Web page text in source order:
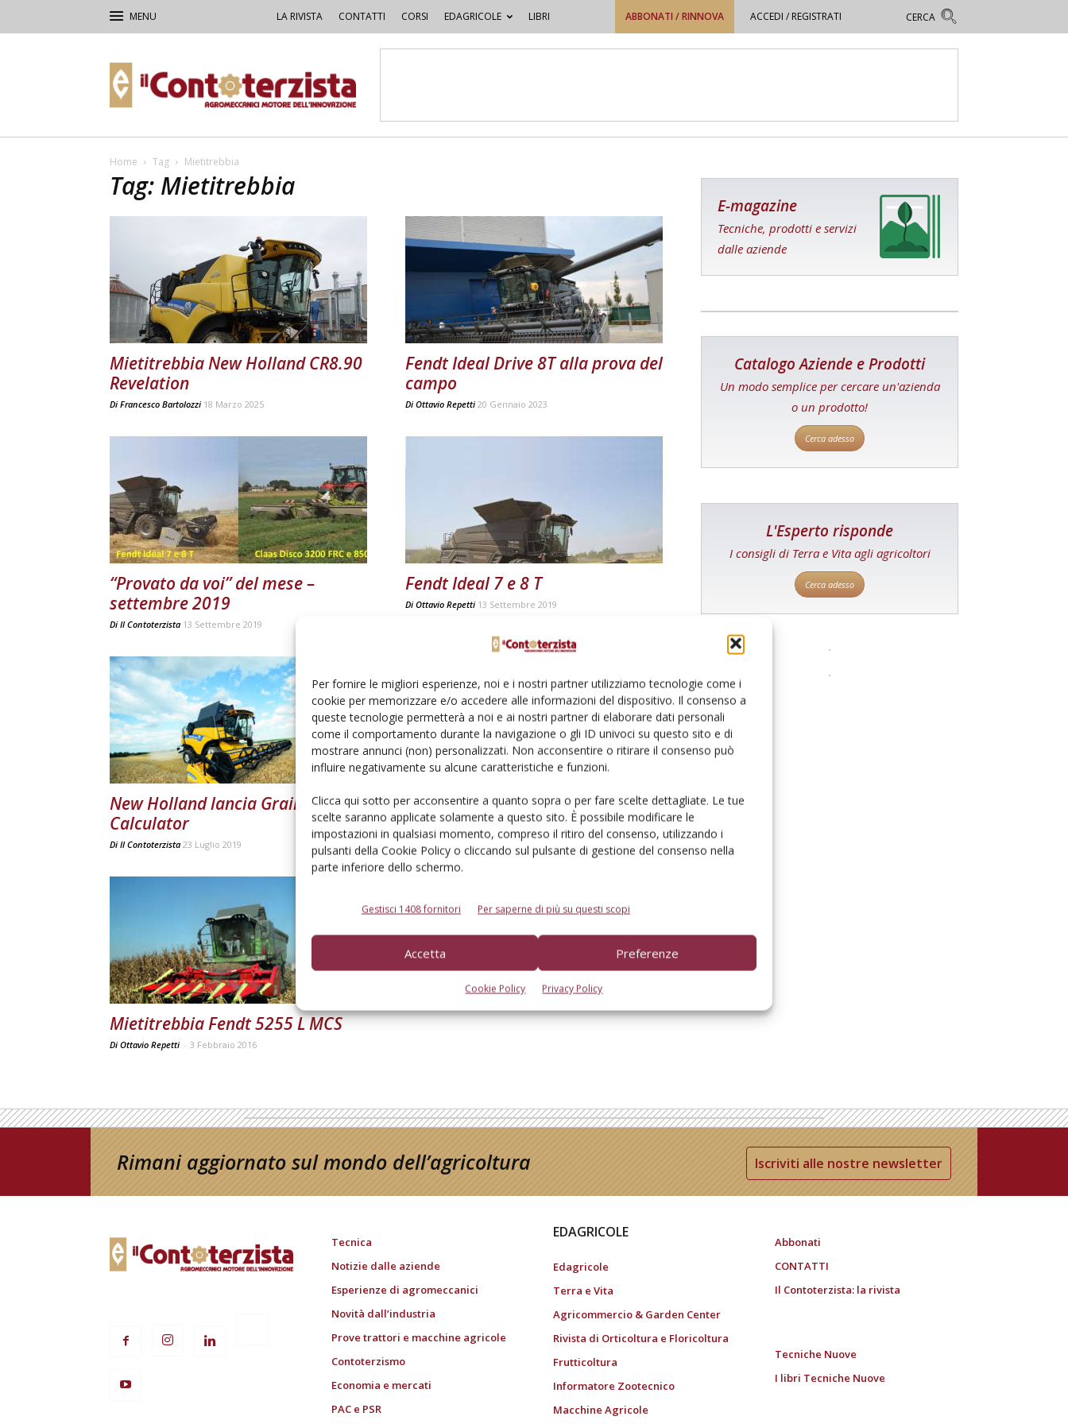
Per fornire le migliori esperienze, noi e i nostri partner utilizziamo tecnologie come i
cookie per memorizzare e/o accedere alle informazioni del dispositivo. Il consenso a
queste tecnologie permetterà a noi e ai nostri partner di elaborare dati personali
come il comportamento durante la navigazione o gli ID univoci su questo sito e di
mostrare annunci (non) personalizzati. Non acconsentire o ritirare il consenso può
influire negativamente su alcune caratteristiche e funzioni.
Clicca qui sotto per acconsentire a quanto sopra o per fare scelte dettagliate. Le tue
scelte saranno applicate solamente a questo sito. È possibile modificare le
impostazioni in qualsiasi momento, compreso il ritiro del consenso, utilizzando i
pulsanti della Cookie Policy o cliccando sul pulsante di gestione del consenso nella
parte inferiore dello schermo.
Gestisci 1408 fornitori Per saperne di più su questi scopi
Accetta Preferenze
Cookie Policy Privacy Policy
LA RIVISTA CONTATTI CORSI EDAGRICOLE LIBRI ABBONATI / RINNOVA ACCEDI / REGISTRATI
Contoterzista
Home Tag Mietitrebbia
Tag: Mietitrebbia
Mietitrebbia New Holland CR8.90
Revelation
Di Francesco Bartolozzi 18 Marzo 2025
Fendt Ideal Drive 8T alla prova del
campo
Di Ottavio Repetti 20 Gennaio 2023
“Provato da voi” del mese –
settembre 2019
Di Il Contoterzista 13 Settembre 2019
Fendt Ideal 7 e 8 T
Di Ottavio Repetti 13 Settembre 2019
New Holland lancia Grain Loss
Calculator
Di Il Contoterzista 23 Luglio 2019
John Deere, spinge
sull’automazione con la S700
Di Gianni Gnudi 13 Settembre 2017
Mietitrebbia Fendt 5255 L MCS
Di Ottavio Repetti - 3 Febbraio 2016
E-magazine
Tecniche, prodotti e servizi
dalle aziende
Catalogo Aziende e Prodotti
Un modo semplice per cercare un'azienda
o un prodotto!
Cerca adesso
L'Esperto risponde
I consigli di Terra e Vita agli agricoltori
Cerca adesso
Rimani aggiornato sul mondo dell’agricoltura Iscriviti alle nostre newsletter
Tecnica
Notizie dalle aziende
Esperienze di agromeccanici
Novità dall’industria
Prove trattori e macchine agricole
Contoterzismo
Economia e mercati
PAC e PSR
EDAGRICOLE
Edagricole
Terra e Vita
Agricommercio & Garden Center
Rivista di Orticoltura e Floricoltura
Frutticoltura
Informatore Zootecnico
Macchine Agricole
Abbonati
CONTATTI
Il Contoterzista: la rivista
Tecniche Nuove
I libri Tecniche Nuove